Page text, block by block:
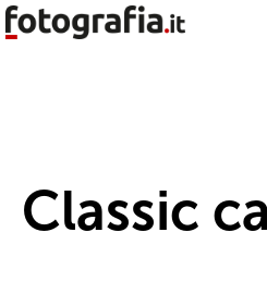
Classic